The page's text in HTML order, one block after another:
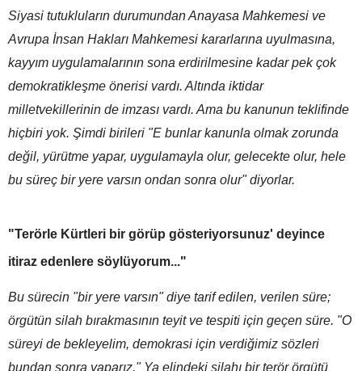
Siyasi tutukluların durumundan Anayasa Mahkemesi ve
Avrupa İnsan Hakları Mahkemesi kararlarına uyulmasına,
kayyım uygulamalarının sona erdirilmesine kadar pek çok
demokratikleşme önerisi vardı. Altında iktidar
milletvekillerinin de imzası vardı. Ama bu kanunun teklifinde
hiçbiri yok. Şimdi birileri "E bunlar kanunla olmak zorunda
değil, yürütme yapar, uygulamayla olur, gelecekte olur, hele
bu süreç bir yere varsın ondan sonra olur" diyorlar.
"Terörle Kürtleri bir görüp gösteriyorsunuz' deyince
itiraz edenlere söylüyorum..."
Bu sürecin "bir yere varsın" diye tarif edilen, verilen süre;
örgütün silah bırakmasının teyit ve tespiti için geçen süre. "O
süreyi de bekleyelim, demokrasi için verdiğimiz sözleri
bundan sonra yaparız." Ya elindeki silahı bir terör örgütü